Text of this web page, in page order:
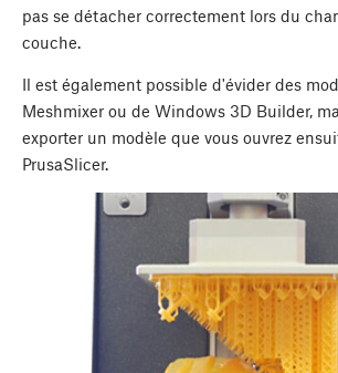
pas se détacher correctement lors du
couche.
Il est également possible d'évider des
Meshmixer ou de Windows 3D Builder,
exporter un modèle que vous ouvrez
PrusaSlicer.